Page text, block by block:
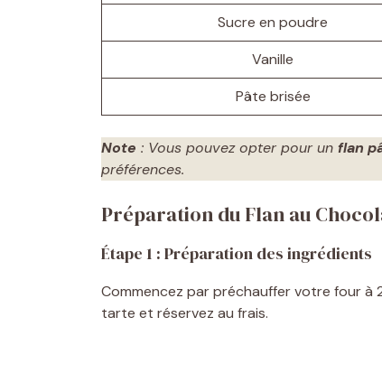
Sucre en poudre
Vanille
Pâte brisée
Note : Vous pouvez opter pour un flan
préférences.
Préparation du Flan au
Étape 1 : Préparation des ingrédients
Commencez par préchauffer votre four à
tarte et réservez au frais.